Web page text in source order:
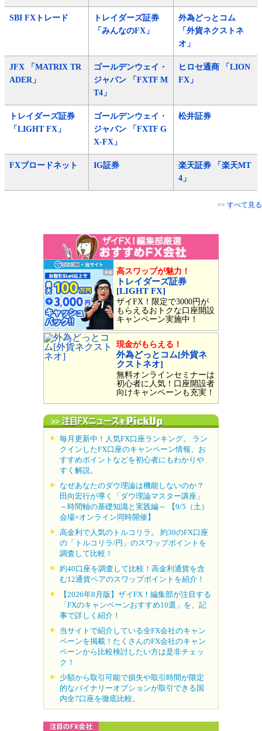
SBI FXトレード
トレイダーズ証券
「みんなのFX」
外為どっとコム
「外貨ネクストネ
オ」
JFX 「MATRIX TR
ADER」
ゴールデンウェイ・
ジャパン 「FXTF M
T4」
ヒロセ通商 「LION
FX」
トレイダーズ証券
「LIGHT FX」
ゴールデンウェイ・
ジャパン 「FXTF G
X-FX」
松井証券
FXブロードネット IG証券
楽天証券 「楽天MT
4」
>> すべて見る
高スワップが魅力！
トレイダーズ証券
[LIGHT FX]
ザイFX！限定で3000円が
もらえるおトクな口座開設
キャンペーン実施中！
現金がもらえる！
外為どっとコム[外貨ネ
クストネオ]
無料オンラインセミナーは
初心者に人気！口座開設者
向けキャンペーンも充実！
毎月更新中！人気FX口座ランキング。 ラン
クインしたFX口座のキャンペーン情報、お
すすめポイントなどを初心者にもわかりや
すく解説。
なぜあなたのダウ理論は機能しないのか？
田向宏行が導く「ダウ理論マスター講座」
～時間軸の基礎知識と実践編～ 【9/5（土）
会場+オンライン同時開催】
高金利で人気のトルコリラ。 約30のFX口座
の「トルコリラ/円」のスワップポイントを
調査して比較！
約40口座を調査して比較！高金利通貨を含
む12通貨ペアのスワップポイントを紹介！
【2026年8月版】ザイFX！編集部が注目する
「FXのキャンペーンおすすめ10選」を、記
事で詳しく紹介！
当サイトで紹介している全FX会社のキャン
ペーンを掲載！たくさんのFX会社のキャン
ペーンから比較検討したい方は是非チェッ
ク！
少額から取引可能で損失や取引時間が限定
的なバイナリーオプションが取引できる国
内全7口座を徹底比較。